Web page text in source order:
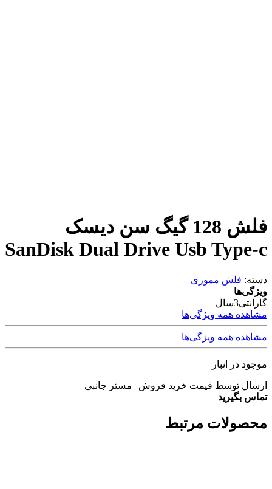
فلش 128 گیگ سن دیسک
SanDisk Dual Drive Usb Type-c
دسته: فلش مموری
ویژگی‌ها
گارانتی3سال
مشاهده همه ویژگی‌ها
مشاهده همه ویژگی‌ها
موجود در انبار
ارسال توسط قیمت خرید فروش | مستر جانبی
تماس بگیرید
محصولات مرتبط